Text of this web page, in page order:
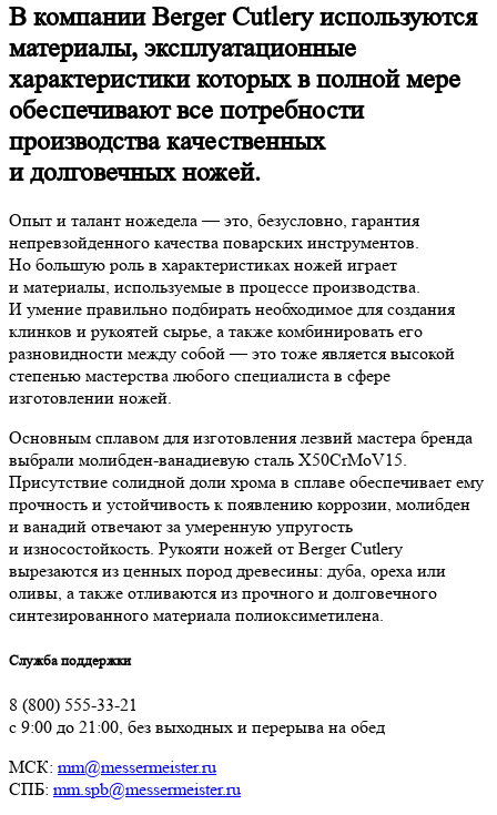
В компании Berger Cutlery используются
материалы, эксплуатационные
характеристики которых в полной мере
обеспечивают все потребности
производства качественных
и долговечных ножей.
Опыт и талант ножедела — это, безусловно, гарантия
непревзойденного качества поварских инструментов.
Но большую роль в характеристиках ножей играет
и материалы, используемые в процессе производства.
И умение правильно подбирать необходимое для создания
клинков и рукоятей сырье, а также комбинировать его
разновидности между собой — это тоже является высокой
степенью мастерства любого специалиста в сфере
изготовлении ножей.
Основным сплавом для изготовления лезвий мастера бренда
выбрали молибден-ванадиевую сталь X50CrMoV15.
Присутствие солидной доли хрома в сплаве обеспечивает ему
прочность и устойчивость к появлению коррозии, молибден
и ванадий отвечают за умеренную упругость
и износостойкость. Рукояти ножей от Berger Cutlery
вырезаются из ценных пород древесины: дуба, ореха или
оливы, а также отливаются из прочного и долговечного
синтезированного материала полиоксиметилена.
Служба поддержки
8 (800) 555-33-21
с 9:00 до 21:00, без выходных и перерыва на обед
МСК: mm@messermeister.ru
СПБ: mm.spb@messermeister.ru